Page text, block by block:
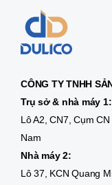
CÔNG TY TNHH
Trụ sở & nhà máy 1:
Lô A2, CN7, Cụm
Nam
Nhà máy 2:
Lô 37, KCN Quang